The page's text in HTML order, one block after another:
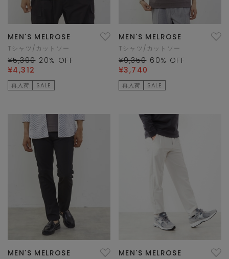
MEN'S MELROSE
Tシャツ/カットソー
¥5,390 20% OFF
¥4,312
再入荷 SALE
MEN'S MELROSE
Tシャツ/カットソー
¥9,350 60% OFF
¥3,740
再入荷 SALE
MEN'S MELROSE MEN'S MELROSE